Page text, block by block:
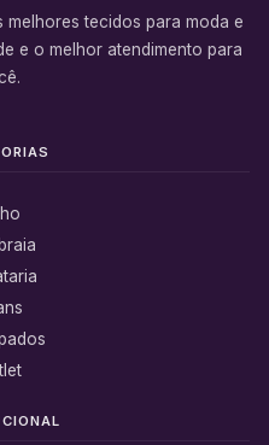
melhores tecidos para moda e
e o melhor atendimento para